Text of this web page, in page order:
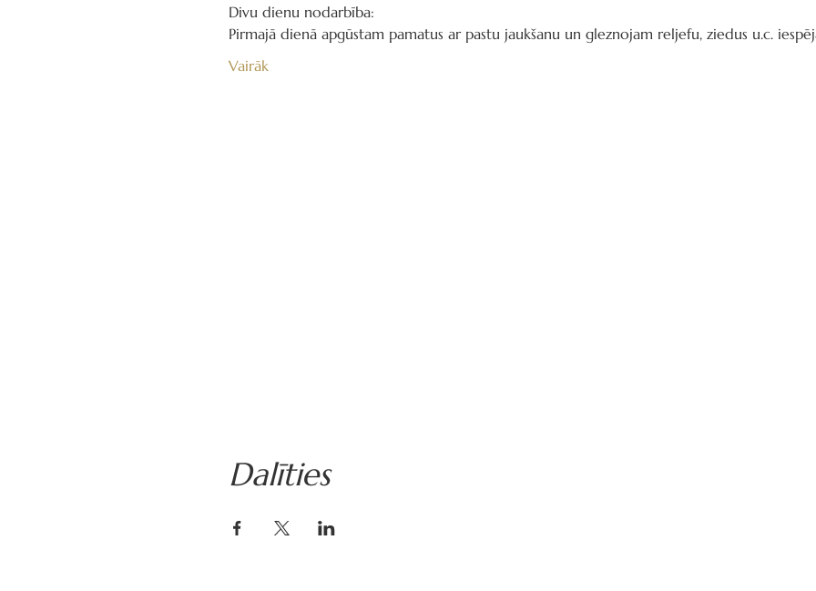
Divu dienu nodarbība:
Pirmajā dienā apgūstam pamatus ar pastu jaukšanu un gleznojam reljefu, ziedus u.c.
Vairāk
Dalīties